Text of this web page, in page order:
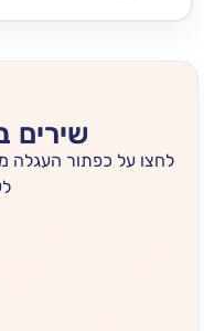
שירים
כפתור העגלה מצד שמאל
לעגלת